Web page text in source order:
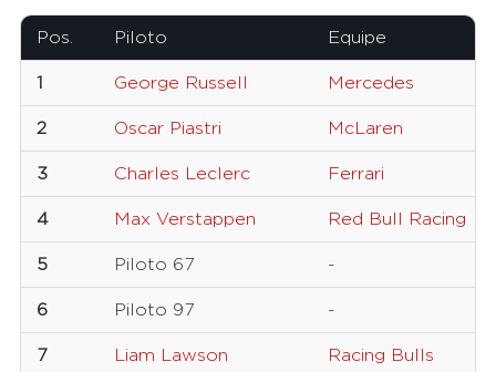
Pos. Piloto Equipe
1 George Russell Mercedes
2 Oscar Piastri McLaren
3 Charles Leclerc Ferrari
4 Max Verstappen Red Bull Racing
5 Piloto 67 -
6 Piloto 97 -
7 Liam Lawson Racing Bulls